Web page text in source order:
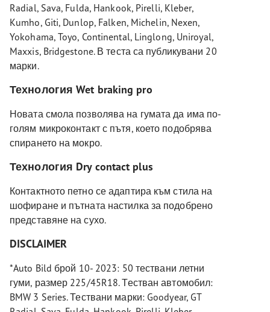
Radial, Sava, Fulda, Hankook, Pirelli, Kleber,
Kumho, Giti, Dunlop, Falken, Michelin, Nexen,
Yokohama, Toyo, Continental, Linglong, Uniroyal,
Maxxis, Bridgestone. В теста са публикувани 20
марки.
Технология Wet braking pro
Новата смола позволява на гумата да има по-
голям микроконтакт с пътя, което подобрява
спирането на мокро.
Технология Dry contact plus
Контактното петно се адаптира към стила на
шофиране и пътната настилка за подобрено
представяне на сухо.
DISCLAIMER
*Auto Bild брой 10- 2023: 50 тествани летни
гуми, размер 225/45R18. Тестван автомобил:
BMW 3 Series. Тествани марки: Goodyear, GT